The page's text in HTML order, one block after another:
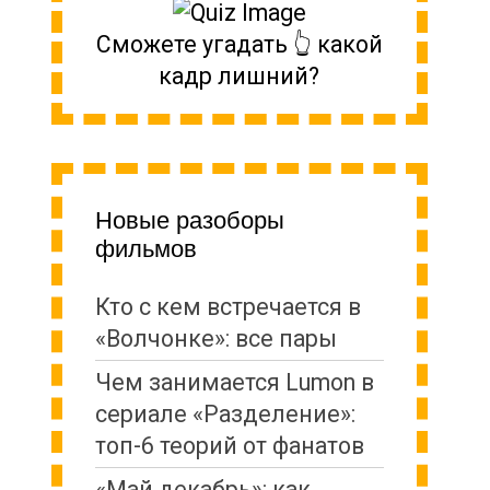
Сможете угадать 👆 какой
кадр лишний?
Новые разоборы
фильмов
Кто с кем встречается в
«Волчонке»: все пары
Чем занимается Lumon в
сериале «Разделение»:
топ-6 теорий от фанатов